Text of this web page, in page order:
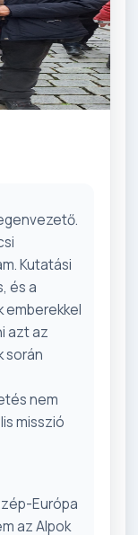
Kutatási
és a
azt az
során
nem
misszió
Európa
az Alpok